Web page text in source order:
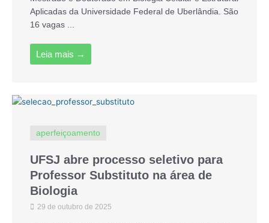
Aplicadas da Universidade Federal de Uberlândia. São
16 vagas ...
Leia mais →
aperfeiçoamento
UFSJ abre processo seletivo para
Professor Substituto na área de
Biologia
29 de outubro de 2025